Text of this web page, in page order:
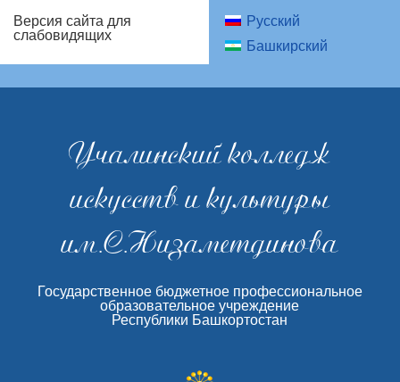
Версия сайта для
слабовидящих
Русский
Башкирский
Учалинский колледж
искусств и культуры
им.С.Низаметдинова
Государственное бюджетное профессиональное
образовательное учреждение
Республики Башкортостан